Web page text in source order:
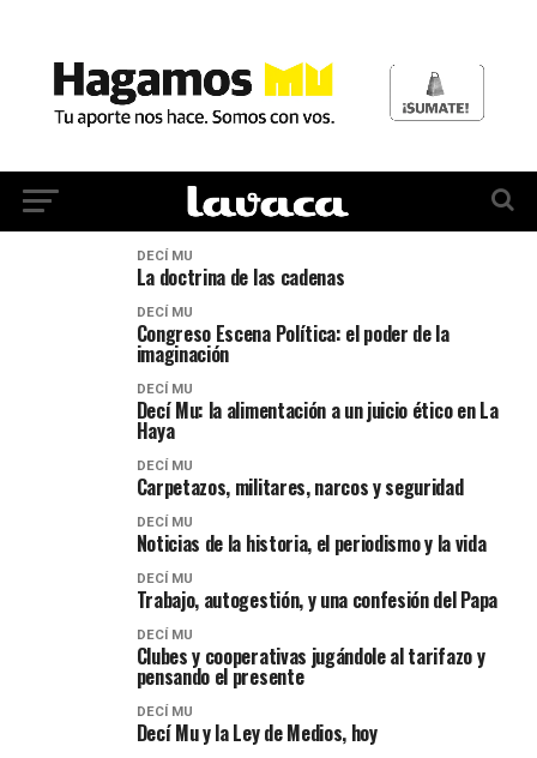
DECÍ MU
La doctrina de las cadenas
DECÍ MU
Congreso Escena Política: el poder de la
imaginación
DECÍ MU
Decí Mu: la alimentación a un juicio ético en La
Haya
DECÍ MU
Carpetazos, militares, narcos y seguridad
DECÍ MU
Noticias de la historia, el periodismo y la vida
DECÍ MU
Trabajo, autogestión, y una confesión del Papa
DECÍ MU
Clubes y cooperativas jugándole al tarifazo y
pensando el presente
DECÍ MU
Decí Mu y la Ley de Medios, hoy